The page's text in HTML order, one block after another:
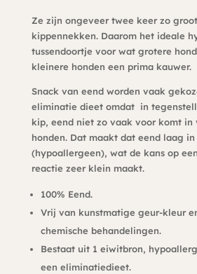
Ze zijn ongeveer twee keer zo
kippennekken. Daarom het ideale
tussendoortje voor wat grotere
kleinere honden een prima kauwer.
Snack van eend worden vaak
eliminatie dieet omdat in
kip, eend niet zo vaak voor komt in
honden. Dat maakt dat eend laag
(hypoallergeen), wat de kans op
reactie zeer klein maakt.
100% Eend.
Vrij van kunstmatige geur-kleur
chemische behandelingen.
Bestaat uit 1 eiwitbron,
een eliminatiedieet.